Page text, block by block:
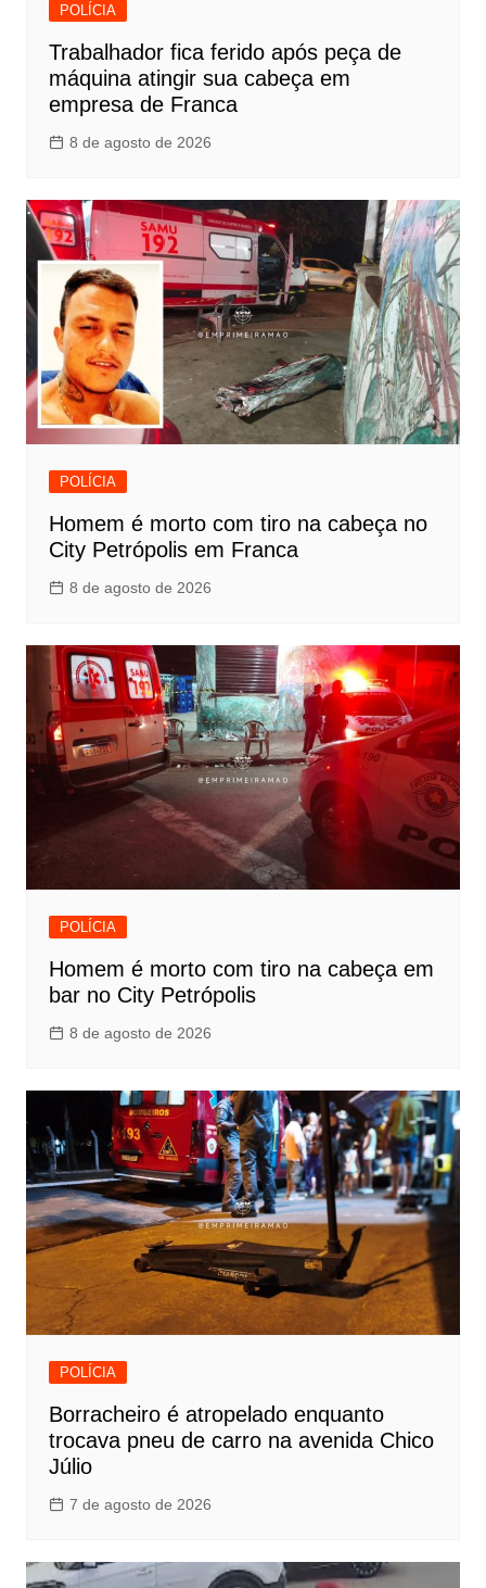
POLÍCIA
Trabalhador fica ferido após peça de
máquina atingir sua cabeça em
empresa de Franca
8 de agosto de 2026
POLÍCIA
Homem é morto com tiro na cabeça no
City Petrópolis em Franca
8 de agosto de 2026
POLÍCIA
Homem é morto com tiro na cabeça em
bar no City Petrópolis
8 de agosto de 2026
POLÍCIA
Borracheiro é atropelado enquanto
trocava pneu de carro na avenida Chico
Júlio
7 de agosto de 2026